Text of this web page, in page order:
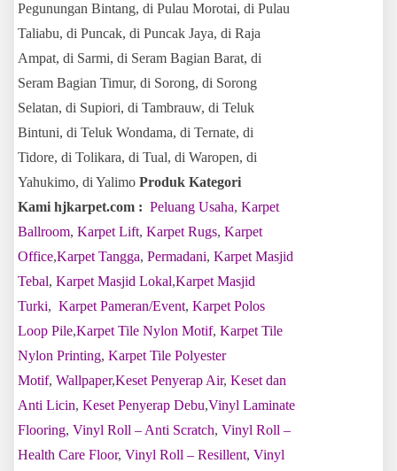
Pegunungan Bintang, di Pulau Morotai, di Pulau
Taliabu, di Puncak, di Puncak Jaya, di Raja
Ampat, di Sarmi, di Seram Bagian Barat, di
Seram Bagian Timur, di Sorong, di Sorong
Selatan, di Supiori, di Tambrauw, di Teluk
Bintuni, di Teluk Wondama, di Ternate, di
Tidore, di Tolikara, di Tual, di Waropen, di
Yahukimo, di Yalimo Produk Kategori
Kami hjkarpet.com : Peluang Usaha, Karpet
Ballroom, Karpet Lift, Karpet Rugs, Karpet
Office,Karpet Tangga, Permadani, Karpet Masjid
Tebal, Karpet Masjid Lokal,Karpet Masjid
Turki, Karpet Pameran/Event, Karpet Polos
Loop Pile,Karpet Tile Nylon Motif, Karpet Tile
Nylon Printing, Karpet Tile Polyester
Motif, Wallpaper,Keset Penyerap Air, Keset dan
Anti Licin, Keset Penyerap Debu,Vinyl Laminate
Flooring, Vinyl Roll – Anti Scratch, Vinyl Roll –
Health Care Floor, Vinyl Roll – Resillent, Vinyl